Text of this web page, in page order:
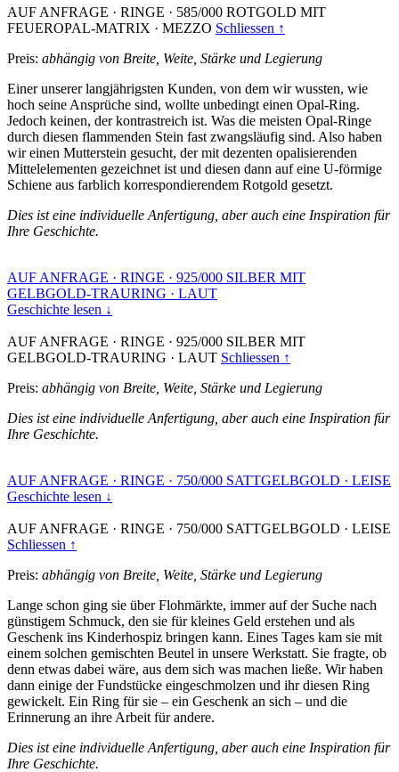
AUF ANFRAGE · RINGE · 585/000 ROTGOLD MIT
FEUEROPAL-MATRIX · MEZZO Schliessen ↑
Preis: abhängig von Breite, Weite, Stärke und Legierung
Einer unserer langjährigsten Kunden, von dem wir wussten, wie
hoch seine Ansprüche sind, wollte unbedingt einen Opal-Ring.
Jedoch keinen, der kontrastreich ist. Was die meisten Opal-Ringe
durch diesen flammenden Stein fast zwangsläufig sind. Also haben
wir einen Mutterstein gesucht, der mit dezenten opalisierenden
Mittelelementen gezeichnet ist und diesen dann auf eine U-förmige
Schiene aus farblich korrespondierendem Rotgold gesetzt.
Dies ist eine individuelle Anfertigung, aber auch eine Inspiration für
Ihre Geschichte.
AUF ANFRAGE · RINGE · 925/000 SILBER MIT
GELBGOLD-TRAURING · LAUT
Geschichte lesen ↓
AUF ANFRAGE · RINGE · 925/000 SILBER MIT
GELBGOLD-TRAURING · LAUT Schliessen ↑
Preis: abhängig von Breite, Weite, Stärke und Legierung
Dies ist eine individuelle Anfertigung, aber auch eine Inspiration für
Ihre Geschichte.
AUF ANFRAGE · RINGE · 750/000 SATTGELBGOLD · LEISE
Geschichte lesen ↓
AUF ANFRAGE · RINGE · 750/000 SATTGELBGOLD · LEISE
Schliessen ↑
Preis: abhängig von Breite, Weite, Stärke und Legierung
Lange schon ging sie über Flohmärkte, immer auf der Suche nach
günstigem Schmuck, den sie für kleines Geld erstehen und als
Geschenk ins Kinderhospiz bringen kann. Eines Tages kam sie mit
einem solchen gemischten Beutel in unsere Werkstatt. Sie fragte, ob
denn etwas dabei wäre, aus dem sich was machen ließe. Wir haben
dann einige der Fundstücke eingeschmolzen und ihr diesen Ring
gewickelt. Ein Ring für sie – ein Geschenk an sich – und die
Erinnerung an ihre Arbeit für andere.
Dies ist eine individuelle Anfertigung, aber auch eine Inspiration für
Ihre Geschichte.